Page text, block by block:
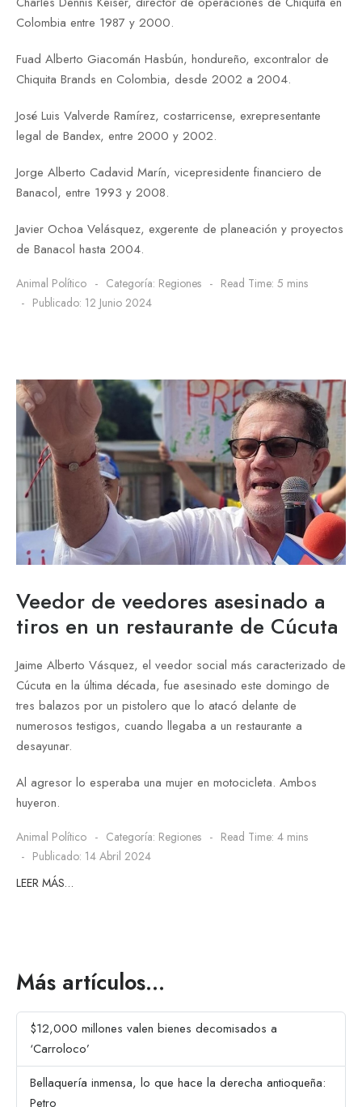
Colombia entre 1987 y 2000.
Fuad Alberto Giacomán Hasbún, hondureño, excontralor de
Chiquita Brands en Colombia, desde 2002 a 2004.
José Luis Valverde Ramírez, costarricense, exrepresentante
legal de Bandex, entre 2000 y 2002.
Jorge Alberto Cadavid Marín, vicepresidente financiero de
Banacol, entre 1993 y 2008.
Javier Ochoa Velásquez, exgerente de planeación y proyectos
de Banacol hasta 2004.
Animal Político Categoría: Regiones
Read Time: 5 mins
Publicado: 12 Junio 2024
Veedor de veedores asesinado a
tiros en un restaurante de Cúcuta
Jaime Alberto Vásquez, el veedor social más caracterizado de
Cúcuta en la última década, fue asesinado este domingo de
tres balazos por un pistolero que lo atacó delante de
numerosos testigos, cuando llegaba a un restaurante a
desayunar.
Al agresor lo esperaba una mujer en motocicleta. Ambos
huyeron.
Animal Político Categoría: Regiones
Read Time: 4 mins
Publicado: 14 Abril 2024
LEER MÁS…
Más artículos…
$12,000 millones valen bienes decomisados a
‘Carroloco’
Bellaquería inmensa, lo que hace la derecha antioqueña:
Petro